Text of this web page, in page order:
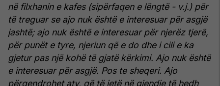
në filxhanin e kafes (sipërfaqen e lëngtë - v.j.) për
të treguar se ajo nuk është e interesuar për asgjë
jashtë; ajo nuk është e interesuar për njerëz tjerë,
për punët e tyre, njeriun që e do dhe i cili e ka
gjetur pas një kohë të gjatë kërkimi. Ajo nuk është
e interesuar për asgjë. Pos te sheqeri. Ajo
përqendrohet aty, që të jetë në gjendje të hedh